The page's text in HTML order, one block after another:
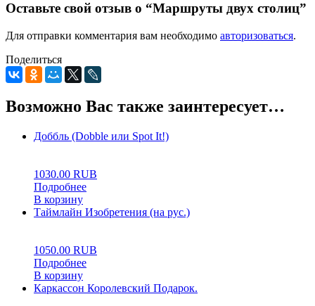
Оставьте свой отзыв о “Маршруты двух столиц”
Для отправки комментария вам необходимо авторизоваться.
Поделиться
Возможно Вас также заинтересует…
Доббль (Dobble или Spot It!)
1030.00 RUB
Подробнее
В корзину
Таймлайн Изобретения (на рус.)
1050.00 RUB
Подробнее
В корзину
Каркассон Королевский Подарок.